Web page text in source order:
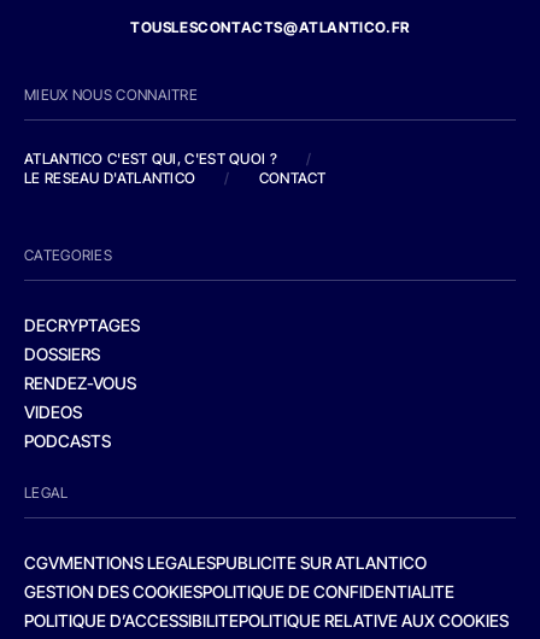
TOUSLESCONTACTS@ATLANTICO.FR
MIEUX NOUS CONNAITRE
ATLANTICO C'EST QUI, C'EST QUOI ?
/
LE RESEAU D'ATLANTICO
/ CONTACT
CATEGORIES
DECRYPTAGES
DOSSIERS
RENDEZ-VOUS
VIDEOS
PODCASTS
LEGAL
CGVMENTIONS LEGALESPUBLICITE SUR ATLANTICO
GESTION DES COOKIESPOLITIQUE DE CONFIDENTIALITE
POLITIQUE D’ACCESSIBILITEPOLITIQUE RELATIVE AUX COOKIES